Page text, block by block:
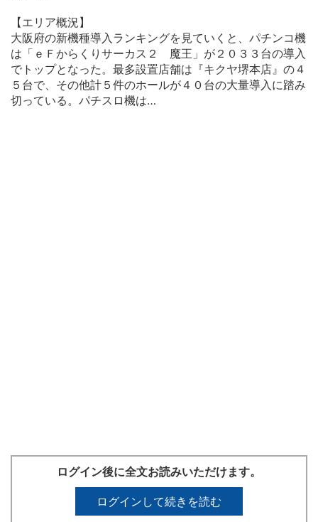
【エリア概況】
大阪府の新機種導入ランキングを見ていくと、パチンコ機
は「ｅＦからくりサーカス２ 魔王」が２０３３台の導入
でトップとなった。最多設置店舗は『キクヤ堺本店』の４
５台で、その他計５件のホールが４０台の大量導入に踏み
切っている。パチスロ機は…
ログイン後に全文お読みいただけます。
ログインして続きを読む